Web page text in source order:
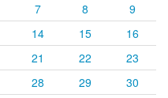
7 8
9
14 15
16
21 22
23
28 29
30